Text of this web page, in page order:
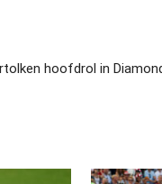
hoofdrol in